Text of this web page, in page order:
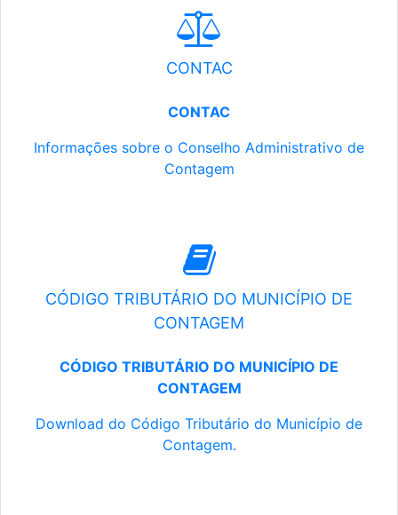
CONTAC
CONTAC
Informações sobre o Conselho Administrativo de
Contagem
CÓDIGO TRIBUTÁRIO DO MUNICÍPIO DE
CONTAGEM
CÓDIGO TRIBUTÁRIO DO MUNICÍPIO DE
CONTAGEM
Download do Código Tributário do Município de
Contagem.